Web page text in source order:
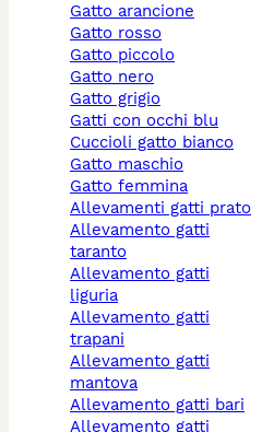
gatto arancione
gatto rosso
gatto piccolo
gatto nero
gatto grigio
gatti con occhi blu
cuccioli gatto bianco
gatto maschio
gatto femmina
allevamenti gatti prato
allevamento gatti
taranto
allevamento gatti
liguria
allevamento gatti
trapani
allevamento gatti
mantova
allevamento gatti bari
allevamento gatti